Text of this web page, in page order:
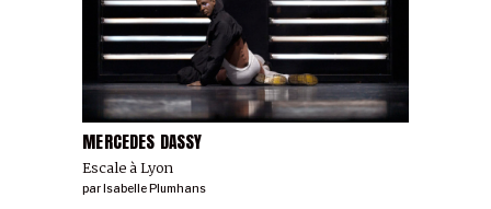
MERCEDES DASSY
Escale à Lyon
parIsabelle Plumhans